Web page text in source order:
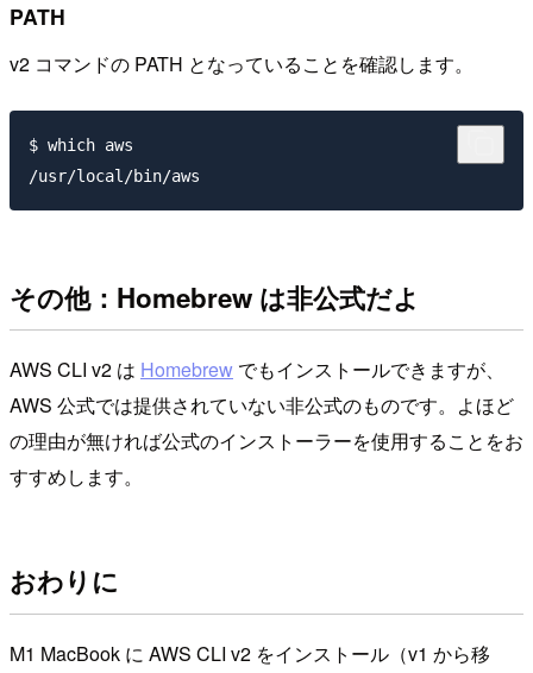
PATH
v2 コマンドの PATH となっていることを確認します。
$ which aws
その他：Homebrew は非公式だよ
AWS CLI v2 は Homebrew でもインストールできますが、
AWS 公式では提供されていない非公式のものです。よほど
の理由が無ければ公式のインストーラーを使用することをお
すすめします。
おわりに
M1 MacBook に AWS CLI v2 をインストール（v1 から移